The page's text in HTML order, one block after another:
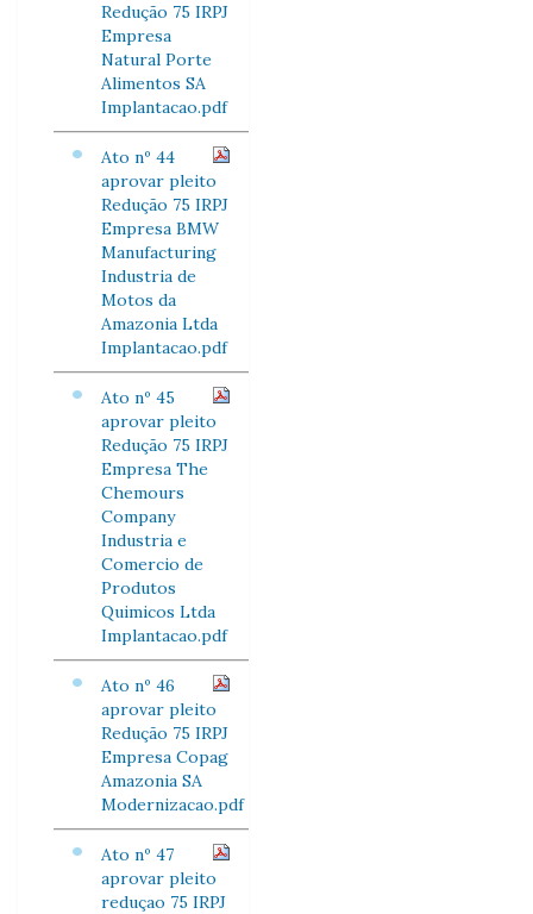
Redução 75 IRPJ
Empresa
Natural Porte
Alimentos SA
Implantacao.pdf
Ato nº 44
aprovar pleito
Redução 75 IRPJ
Empresa BMW
Manufacturing
Industria de
Motos da
Amazonia Ltda
Implantacao.pdf
Ato nº 45
aprovar pleito
Redução 75 IRPJ
Empresa The
Chemours
Company
Industria e
Comercio de
Produtos
Quimicos Ltda
Implantacao.pdf
Ato nº 46
aprovar pleito
Redução 75 IRPJ
Empresa Copag
Amazonia SA
Modernizacao.pdf
Ato nº 47
aprovar pleito
reduçao 75 IRPJ